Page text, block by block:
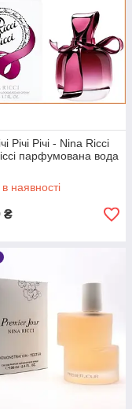
Річі Річі - Nina Ricci
парфумована вода
наявності
₴